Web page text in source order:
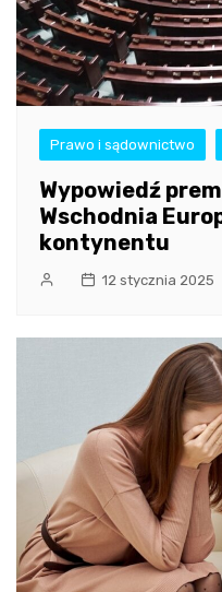
Prawo i sądownictwo
Wypowiedź
Wschodnia
kontynentu
12 stycznia 2025